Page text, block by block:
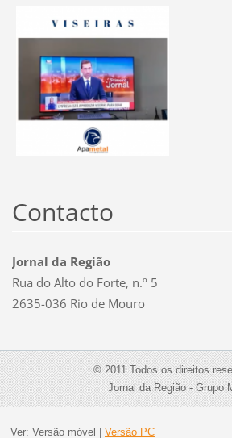
Contacto
Jornal da Região
Rua do Alto do Forte, n.º 5
2635-036 Rio de Mouro
© 2011 Todos os direitos
Jornal da Região - Grupo
Ver: Versão móvel Versão PC